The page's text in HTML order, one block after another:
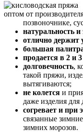
позвоночнике,
натуральность и
отлично держит
большая
продается в 2 и
долговечность,
такой пряжи,
вытягиваются;
не колется и
даже изделия для
согревает и при
связанные
зимних морозов.